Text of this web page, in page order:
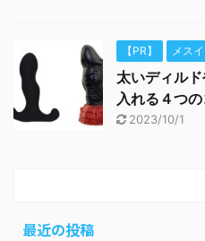
【PR】 メス
太いディル
入れる４つ
2023/10/1
最近の投稿